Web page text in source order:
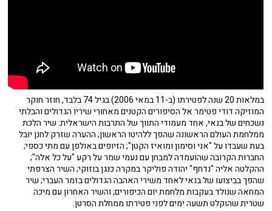
במלאות 20 שנה לפטירתו (ב-11 במאי 2006) בגיל 74 בלבד, חוזר חוקר
המוזיקה דודי פטימר אל הסיפורים הקטנים מאחורי שיריו הגדולים והבלתי
נשכחים של בנאי, אחד מעמודי התווך של התרבות הישראלית: שיר הלכת
ממלחמת העולם הראשונה שהפך ללהיטו הראשון; ההערה שזרק לחנן יובל
בעת שעבדו על "אני וסימון ומואיז הקטן"; הזיופים באולפן עם מתי כספי;
החברות הקרובה שהועמדה למבחן עם נעמי שמר על רקע "על כל אלה";
ההקלטה אליה "נדחף" יהודה פוליקר במקרה כנגן בוזוקי; השיר הצרפתי
שהפך בביצועו של בנאי לאחד משירי האהבה הגדולים בזמר העברי; שיר
המחאה שנולד בעקבות מלחמת יום הכיפורים; והשיר האחרון עם מיכה
שטרית שהוקלט תשעה ימים לפני פטירתו ממחלת הסרטן.